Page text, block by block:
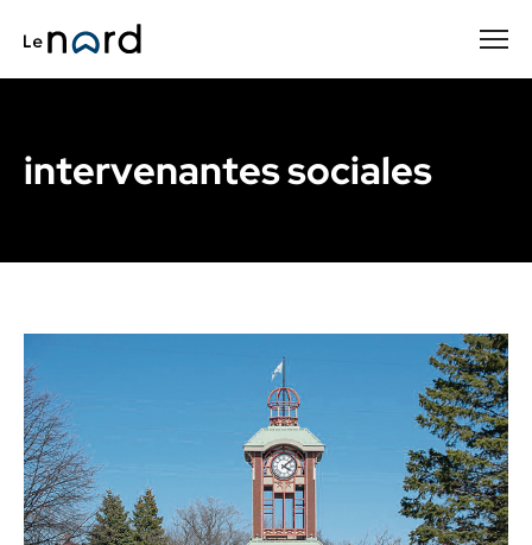
intervenantes sociales